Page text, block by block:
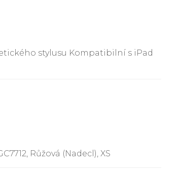
stylusu Kompatibilní s iPad
Růžová (Nadecl), XS